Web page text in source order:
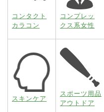
コンタクト
カラコン
コンプレッ
クス系女性
スキンケア
スポーツ用品
アウトドア